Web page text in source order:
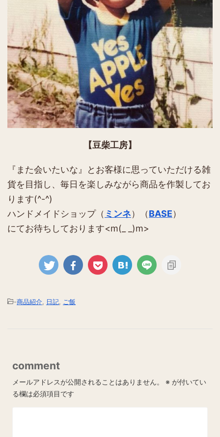
【豆柴工房】
『また会いたいな』とお客様に思っていただける雑
貨を目指し、毎日を楽しみながら商品を作製してお
ります(^-^)
ハンドメイドショップ（ ミンネ）（BASE）
にてお待ちしております<m(_ _)m>
-商品紹介 日記 ご飯
comment
メールアドレスが公開されることはありません。 ※ が付いてい
る欄は必須項目です